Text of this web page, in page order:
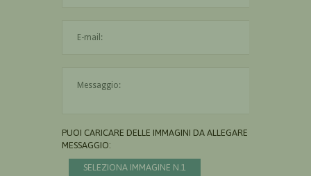
PUOI CARICARE DELLE IMMAGINI DA ALLEGARE AL
MESSAGGIO:
SELEZIONA IMMAGINE N.1